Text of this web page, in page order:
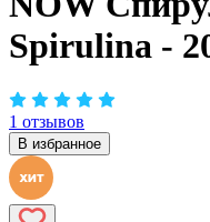
Spirulina -
1 отзывов
В избранное